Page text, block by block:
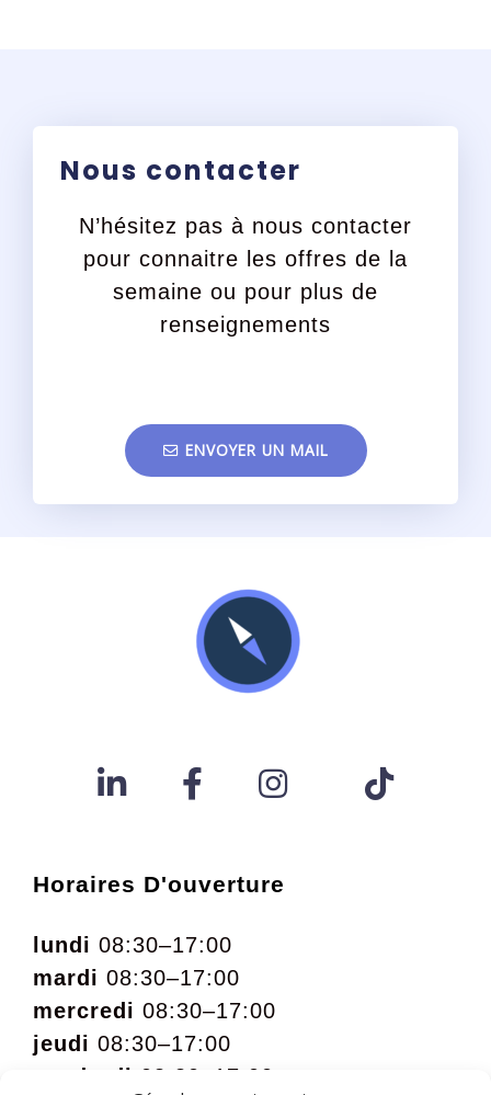
Nous contacter
N’hésitez pas à nous contacter
pour connaitre les offres de la
semaine ou pour plus de
renseignements
ENVOYER UN MAIL
Horaires D'ouverture
lundi 08:30–17:00
mardi 08:30–17:00
mercredi 08:30–17:00
jeudi 08:30–17:00
vendredi 08:30–17:00